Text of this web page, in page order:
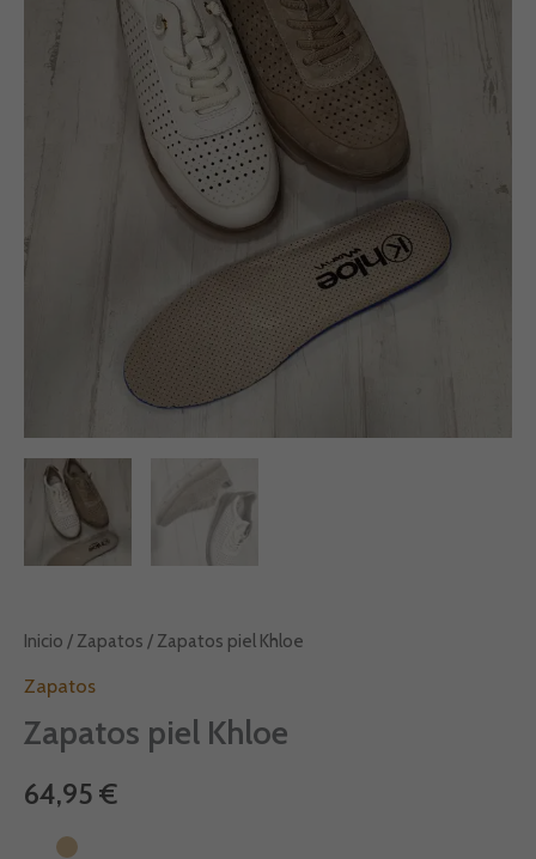
Inicio / Zapatos / Zapatos piel Khloe
Zapatos
Zapatos piel Khloe
64,95 €